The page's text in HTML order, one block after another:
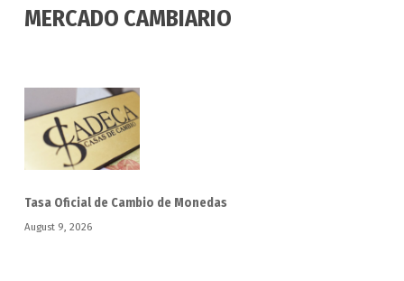
MERCADO CAMBIARIO
Tasa Oficial de Cambio de Monedas
August 9, 2026